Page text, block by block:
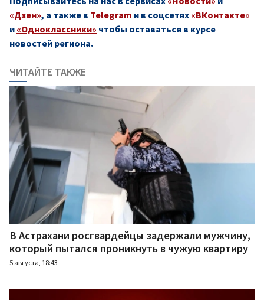
«Дзен», а также в Telegram и в соцсетях «ВКонтакте»
и «Одноклассники» чтобы оставаться в курсе
новостей региона.
ЧИТАЙТЕ ТАКЖЕ
В Астрахани росгвардейцы задержали мужчину,
который пытался проникнуть в чужую квартиру
5 августа, 18:43